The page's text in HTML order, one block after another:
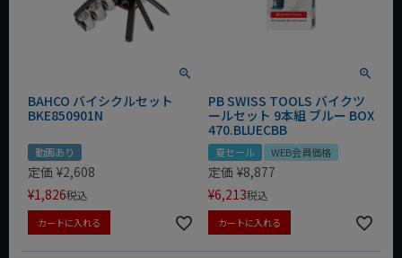
BAHCO バイシクルセット
BKE850901N
動画あり
定価 ¥2,608
¥1,826税込
カートに入れる
PB SWISS TOOLS バイクツ
ールセット 9本組 ブルー BOX
470.BLUECBB
夏セール WEB会員価格
定価 ¥8,877
¥6,213税込
カートに入れる